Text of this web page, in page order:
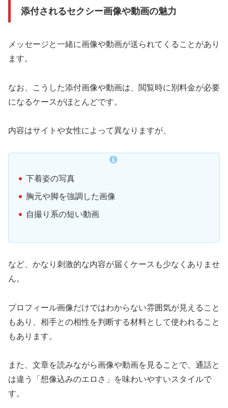
添付されるセクシー画像や動画の魅力
メッセージと一緒に画像や動画が送られてくることがあり
ます。
なお、こうした添付画像や動画は、閲覧時に別料金が必要
になるケースがほとんどです。
内容はサイトや女性によって異なりますが、
下着姿の写真
胸元や脚を強調した画像
自撮り系の短い動画
など、かなり刺激的な内容が届くケースも少なくありませ
ん。
プロフィール画像だけではわからない雰囲気が見えること
もあり、相手との相性を判断する材料として使われること
もあります。
また、文章を読みながら画像や動画を見ることで、通話と
は違う「想像込みのエロさ」を味わいやすいスタイルで
す。